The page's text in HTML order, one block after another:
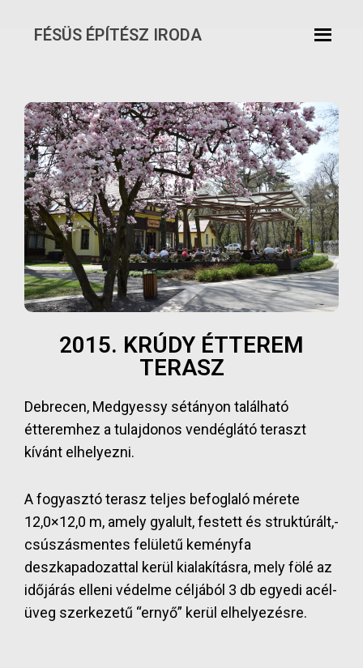
SkipFÉSÜS ÉPÍTÉSZ IRODA
2015. KRÚDY ÉTTEREM
TERASZ
Debrecen, Medgyessy sétányon található
étteremhez a tulajdonos vendéglátó teraszt
kívánt elhelyezni.
A fogyasztó terasz teljes befoglaló mérete
12,0×12,0 m, amely gyalult, festett és struktúrált,-
csúszásmentes felületű keményfa
deszkapadozattal kerül kialakításra, mely fölé az
időjárás elleni védelme céljából 3 db egyedi acél-
üveg szerkezetű “ernyő” kerül elhelyezésre.